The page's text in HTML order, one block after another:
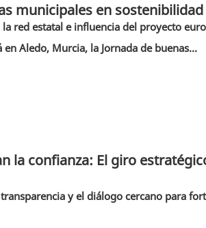
municipales en
la red estatal e influencia del proyecto
Aledo, Murcia, la Jornada de buenas...
la confianza: El giro
y el diálogo cercano para